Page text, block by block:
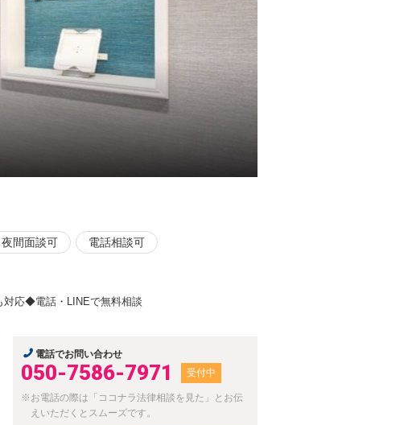
夜間面談可 電話相談可
応◆電話・LINEで無料相談
電話でお問い合わせ
050-7586-7971 受付中
※お電話の際は「ココナラ法律相談を見た」とお伝
えいただくとスムーズです。